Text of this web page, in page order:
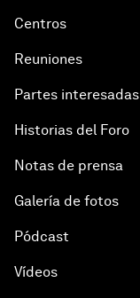
Centros
Reuniones
Partes interesadas
Historias del Foro
Notas de prensa
Galería de fotos
Pódcast
Vídeos